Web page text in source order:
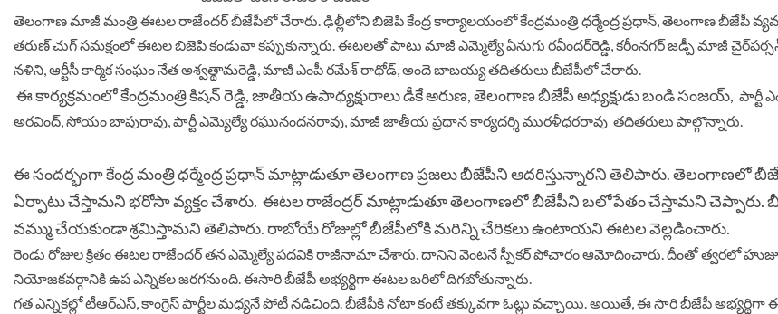
తెలంగాణ మాజీ మంత్రి ఈటల రాజేందర్ బీజేపీలో చేరారు. ఢిల్లీలోని బిజెపి కేంద్ర కార్యాలయంలో కేంద్రమంత్రి ధర్మేంద్ర ప్రధాన్, తెలంగాణ బీజేపీ
తరుణ్ చుగ్ సమక్షంలో ఈటల బిజెపి కండువా కప్పుకున్నారు. ఈటలతో పాటు మాజీ ఎమ్మెల్యే ఏనుగు రవీందర్‌రెడ్డి, కరీంనగర్‌ జడ్పీ మాజీ
నళిని, ఆర్టీసీ కార్మిక సంఘం నేత అశ్వత్థామరెడ్డి, మాజీ ఎంపీ రమేశ్‌ రాథోడ్‌, అందె బాబయ్య తదితరులు బీజేపీలో చేరారు.
ఈ కార్యక్రమంలో కేంద్రమంత్రి కిషన్ రెడ్డి, జాతీయ ఉపాధ్యక్షురాలు డీకే అరుణ, తెలంగాణ బీజేపీ అధ్యక్షుడు బండి సంజయ్, పార్టీ
అరవింద్, సోయం బాపురావు, పార్టీ ఎమ్యెల్యే రఘునందనరావు, మాజీ జాతీయ ప్రధాన కార్యదర్శి మురళీధరరావు తదితరులు పాల్గొన్నారు.
ఈ సందర్భంగా కేంద్ర మంత్రి ధర్మేంద్ర ప్రధాన్‌ మాట్లాడుతూ తెలంగాణ ప్రజలు బీజేపీని ఆదరిస్తున్నారని తెలిపారు. తెలంగాణలో
ఏర్పాటు చేస్తామని భరోసా వ్యక్తం చేశారు. ఈటల రాజేంద్రర్‌ మాట్లాడుతూ తెలంగాణలో బీజేపీని బలోపేతం చేస్తామని చెప్పారు.
వమ్ము చేయకుండా శ్రమిస్తామని తెలిపారు. రాబోయే రోజుల్లో బీజేపీలోకి మరిన్ని చేరికలు ఉంటాయని ఈటల వెల్లడించారు.
రెండు రోజుల క్రితం ఈటల రాజేందర్ తన ఎమ్మెల్యే పదవికి రాజీనామా చేశారు. దానిని వెంటనే స్పీకర్ పోచారం ఆమోదించారు. దీంతో త్వరలో
నియోజకవర్గానికి ఉప ఎన్నికల జరగనుంది. ఈసారి బీజేపీ అభ్యర్థిగా ఈటల బరిలో దిగబోతున్నారు.
గత ఎన్నికల్లో టీఆర్ఎస్, కాంగ్రెస్ పార్టీల మధ్యనే పోటీ నడిచింది. బీజేపీకి నోటా కంటే తక్కువగా ఓట్లు వచ్చాయి. అయితే, ఈ సారి బీజేపీ అభ్యర్థిగా